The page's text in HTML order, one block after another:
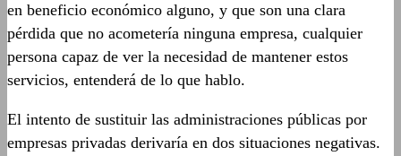
en beneficio económico alguno, y que son una clara
pérdida que no acometería ninguna empresa, cualquier
persona capaz de ver la necesidad de mantener estos
servicios, entenderá de lo que hablo.
El intento de sustituir las administraciones públicas por
empresas privadas derivaría en dos situaciones negativas.